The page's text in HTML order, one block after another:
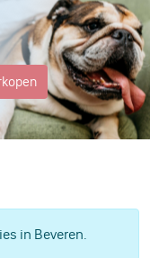
in Beveren.